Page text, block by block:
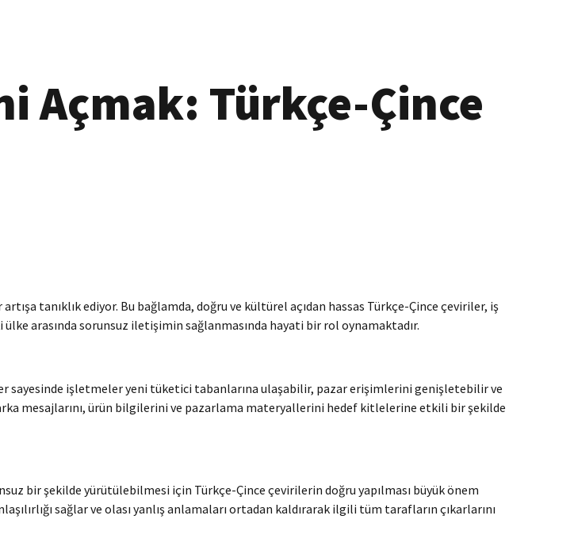
Açmak: Türkçe-Çince
tanıklık ediyor. Bu bağlamda, doğru ve kültürel açıdan hassas Türkçe-Çince çeviriler, iş
arasında sorunsuz iletişimin sağlanmasında hayati bir rol oynamaktadır.
sayesinde işletmeler yeni tüketici tabanlarına ulaşabilir, pazar erişimlerini genişletebilir ve
mesajlarını, ürün bilgilerini ve pazarlama materyallerini hedef kitlelerine etkili bir şekilde
bir şekilde yürütülebilmesi için Türkçe-Çince çevirilerin doğru yapılması büyük önem
sağlar ve olası yanlış anlamaları ortadan kaldırarak ilgili tüm tarafların çıkarlarını